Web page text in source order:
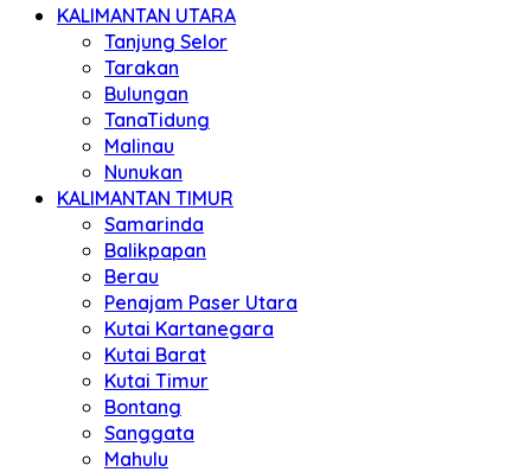
KALIMANTAN UTARA
Tanjung Selor
Tarakan
Bulungan
TanaTidung
Malinau
Nunukan
KALIMANTAN TIMUR
Samarinda
Balikpapan
Berau
Penajam Paser Utara
Kutai Kartanegara
Kutai Barat
Kutai Timur
Bontang
Sanggata
Mahulu